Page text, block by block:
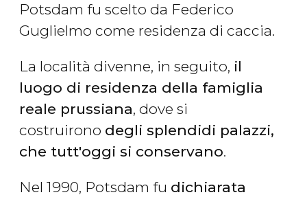
Potsdam fu scelto da Federico
Guglielmo come residenza di caccia.
La località divenne, in seguito, il
luogo di residenza della famiglia
reale prussiana, dove si
costruirono degli splendidi palazzi,
che tutt'oggi si conservano.
Nel 1990, Potsdam fu dichiarata